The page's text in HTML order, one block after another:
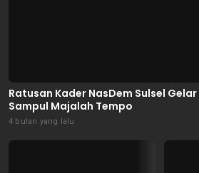
Ratusan Kader NasDem Sulsel
Sampul Majalah Tempo
4 bulan yang lalu